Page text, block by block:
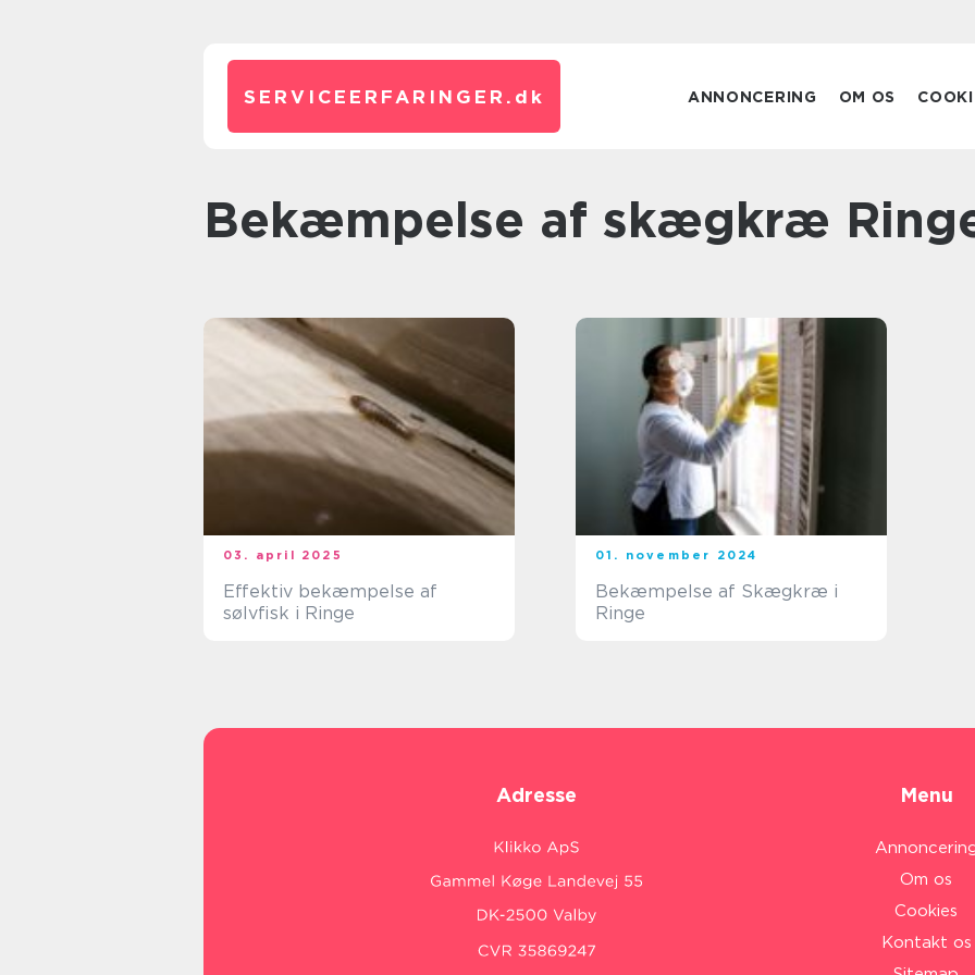
SERVICEERFARINGER. dk ANNONCERING OM OS
bekæmpelse af skægkræ
03. april 2025
Effektiv bekæmpelse af
sølvfisk i Ringe
01. november 2024
Bekæmpelse af Skægkræ i
Ringe
Adresse Menu
Om os
Cookies
Kontakt os